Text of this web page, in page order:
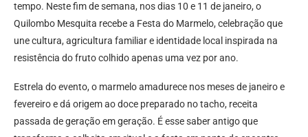
tempo. Neste fim de semana, nos dias 10 e 11 de janeiro, o
Quilombo Mesquita recebe a Festa do Marmelo, celebração que
une cultura, agricultura familiar e identidade local inspirada na
resistência do fruto colhido apenas uma vez por ano.
Estrela do evento, o marmelo amadurece nos meses de janeiro e
fevereiro e dá origem ao doce preparado no tacho, receita
passada de geração em geração. É esse saber antigo que